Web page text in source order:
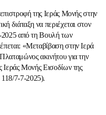
της Ιεράς Μονής στην
διάταξη να περιέχεται στον
από τη Βουλή των
«Μεταβίβαση στην Ιερά
ακινήτου για την
Ιεράς Μονής Εισοδίων της
7-7-2025).